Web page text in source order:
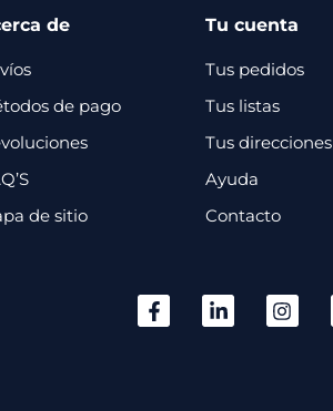
de
de pago
de sitio
Tu cuenta
Tus pedidos
Tus listas
Tus direcciones
Ayuda
Contacto